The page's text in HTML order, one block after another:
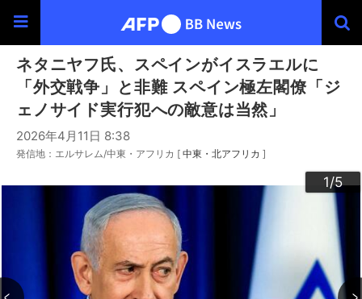
ネタニヤフ氏、スペインがイスラエルに
「外交戦争」と非難 スペイン極左閣僚「ジ
ェノサイド実行犯への敵意は当然」
2026年4月11日 8:38
発信地：エルサレム/中東・アフリカ [ 中東・北アフリカ ]
1/5
2/5
3/5
4/5
5/5